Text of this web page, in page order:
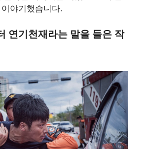
야기했습니다.
연기천재라는 말을 들은 작